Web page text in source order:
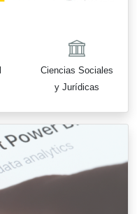
Ciencias Sociales
y Jurídicas